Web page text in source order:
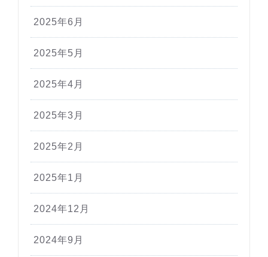
2025年6月
2025年5月
2025年4月
2025年3月
2025年2月
2025年1月
2024年12月
2024年9月